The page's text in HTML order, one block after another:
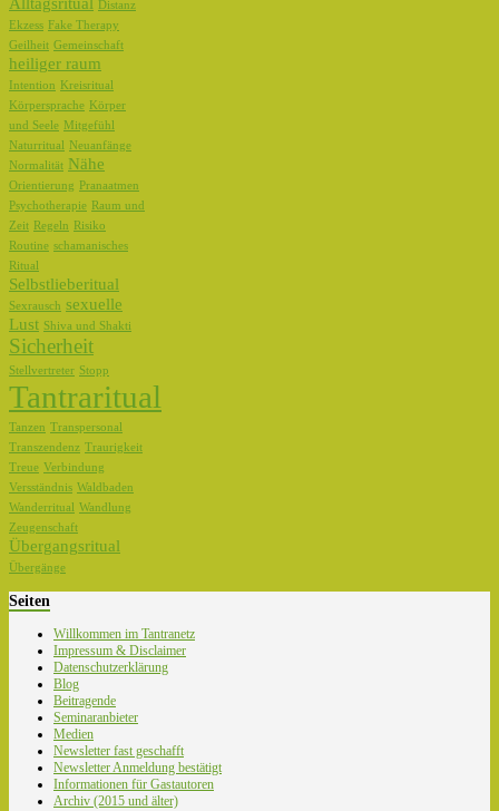
Alltagsritual Distanz
Ekzess Fake Therapy
Geilheit Gemeinschaft
heiliger raum
Intention
Kreisritual
Körpersprache Körper
und Seele Mitgefühl
Naturritual Neuanfänge
Normalität Nähe
Orientierung
Pranaatmen
Psychotherapie Raum und
Zeit Regeln
Risiko
Routine schamanisches
Ritual
Selbstlieberitual
Sexrausch sexuelle
Lust Shiva und Shakti
Sicherheit
Stellvertreter Stopp
Tantraritual
Tanzen Transpersonal
Transzendenz Traurigkeit
Treue Verbindung
Versständnis Waldbaden
Wanderritual Wandlung
Zeugenschaft
Übergangsritual
Übergänge
Seiten
Willkommen im Tantranetz
Impressum & Disclaimer
Datenschutzerklärung
Blog
Beitragende
Seminaranbieter
Medien
Newsletter fast geschafft
Newsletter Anmeldung bestätigt
Informationen für Gastautoren
Archiv (2015 und älter)